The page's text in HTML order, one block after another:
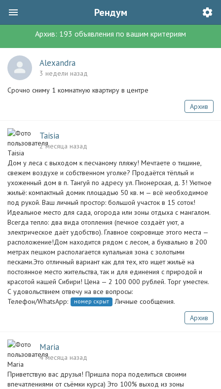
Рендум
Архив: 193 объявления по вашим критериям
Alexandra
3 недели назад
Срочно сниму 1 комнатную квартиру в центре
Архив
Taisia
2 месяца назад
Дом у леса с выходом к песчаному пляжу! Мечтаете о тишине,
свежем воздухе и собственном уголке? Продаётся тёплый и
ухоженный дом в п. Тангуй по адресу ул. Пионерская, д. 3! Уютное
жильё: компактный домик площадью 50 кв. м — всё необходимое
под рукой. Ваш личный простор: большой участок в 15 соток!
Идеальное место для сада, огорода или зоны отдыха с мангалом.
Всегда тепло: два вида отопления (печное создаёт уют, а
электрическое даёт удобство). Главное сокровище этого места —
расположение!Дом находится рядом с лесом, а буквально в 200
метрах пешком располагается купальная зона с золотыми
песками.Это отличный вариант как для тех, кто ищет жильё на
постоянное место жительства, так и для единения с природой и
красотой нашей Сибири! Цена — 2 100 000 рублей. Торг уместен.
С удовольствием отвечу на все вопросы:
Телефон/WhatsApp:
номер скрыт
Личные сообщения.
Архив
Maria
4 месяца назад
Приветствую вас друзья! Пришла пора поделиться своими
впечатлениями от съёмки курса) Это 100% выход из зоны